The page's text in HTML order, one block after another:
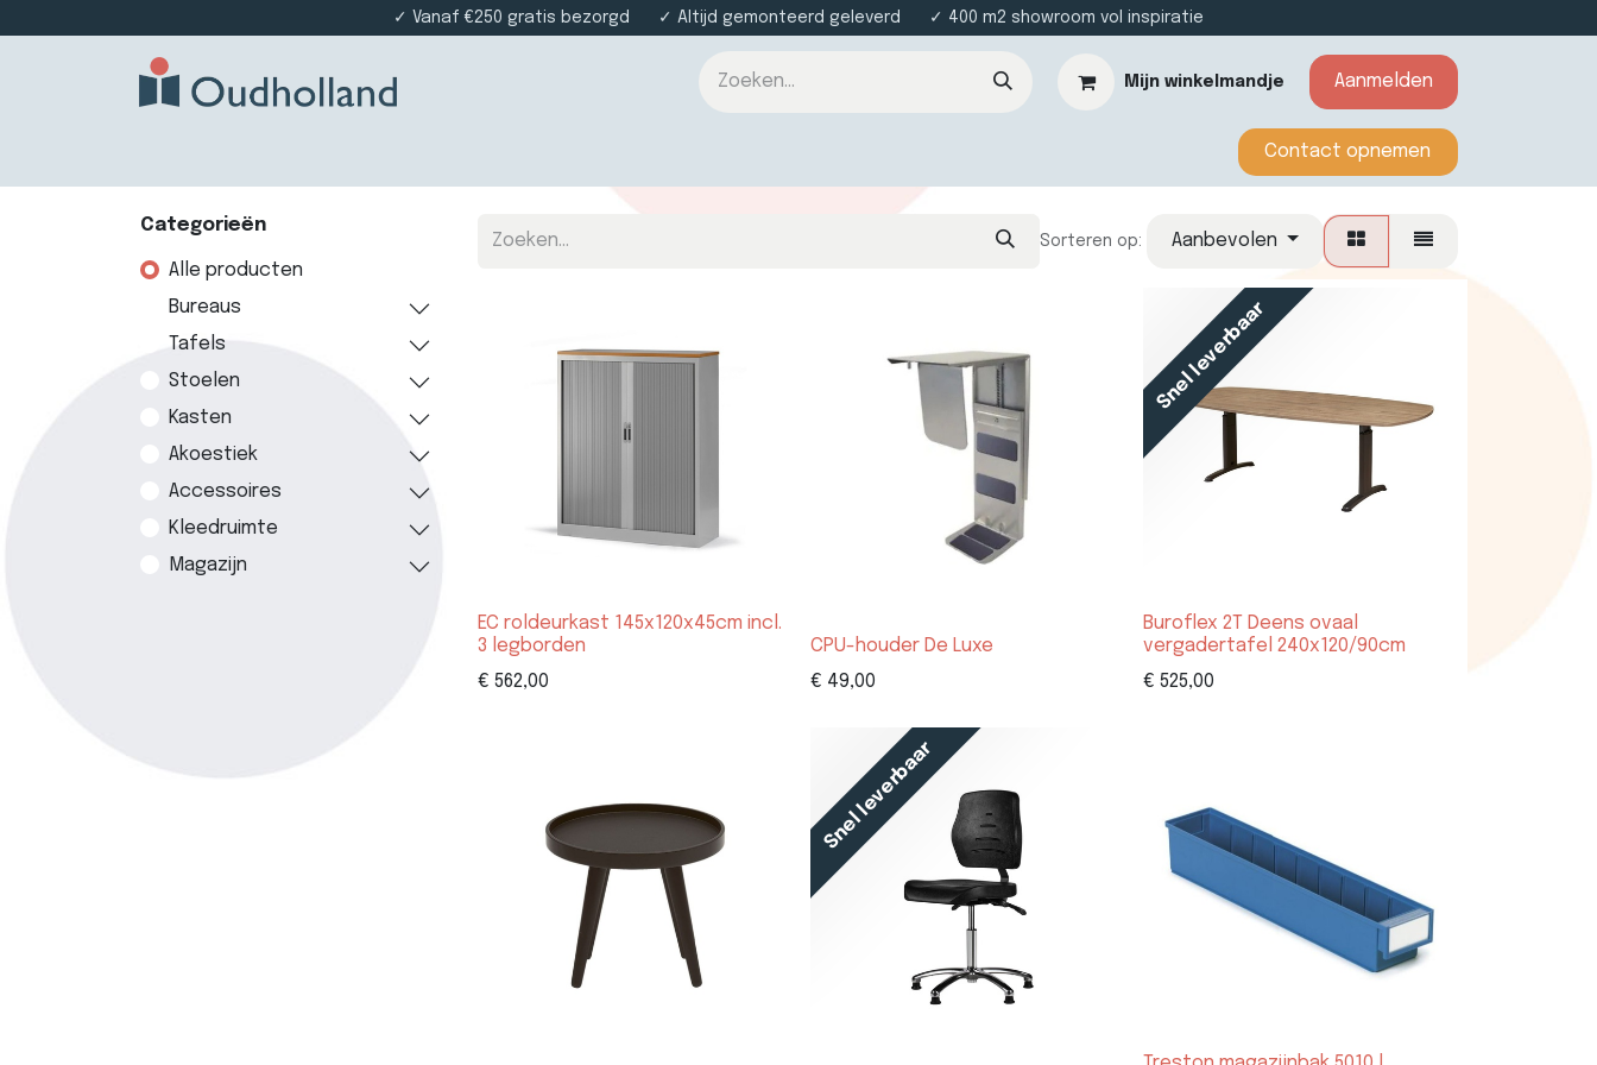
✓ Vanaf €250 gratis bezorgd ✓ Altijd gemonteerd geleverd ✓ 400 m2 showroom vol inspiratie
Mijn winkelmandje Aanmelden
​​​​​​Contact opnemen​​
Categorieën
Alle producten
Bureaus
Tafels
Stoelen
Kasten
Akoestiek
Accessoires
Kleedruimte
Magazijn
Sorteren op: Aanbevolen
EC roldeurkast 145x120x45cm incl.
3 legborden
€ 562,00
CPU-houder De Luxe
€ 49,00
Snel leverbaar
Buroflex 2T Deens ovaal
vergadertafel 240x120/90cm
€ 525,00
Snel leverbaar